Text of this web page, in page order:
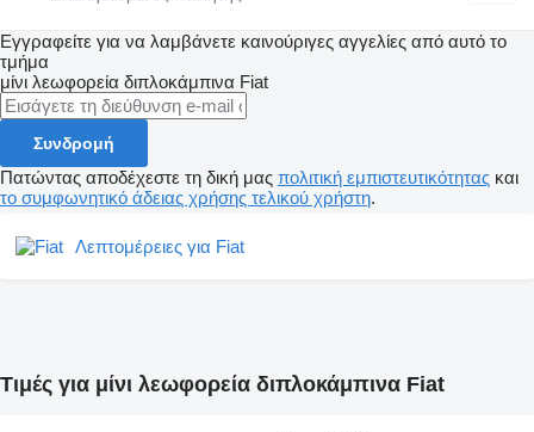
Εγγραφείτε για να λαμβάνετε καινούριγες αγγελίες από αυτό το
τμήμα
μίνι λεωφορεία διπλοκάμπινα Fiat
Συνδρομή
Πατώντας αποδέχεστε τη δική μας πολιτική εμπιστευτικότητας και
το συμφωνητικό άδειας χρήσης τελικού χρήστη.
Λεπτομέρειες για Fiat
Τιμές για μίνι λεωφορεία διπλοκάμπινα Fiat